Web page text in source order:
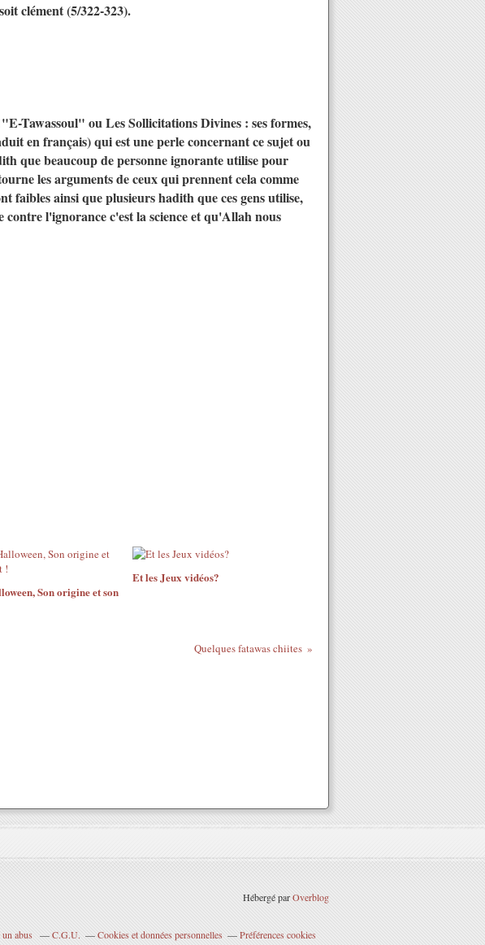
clément (5/322-323).
Tawassoul" ou Les Sollicitations Divines : ses formes,
en français) qui est une perle concernant ce sujet ou
que beaucoup de personne ignorante utilise pour
les arguments de ceux qui prennent cela comme
faibles ainsi que plusieurs hadith que ces gens utilise,
l'ignorance c'est la science et qu'Allah nous
Son origine et son
Et les Jeux vidéos?
Quelques fatawas chiites
Hébergé parOverblog
abus C.G.U. Cookies et données personnelles Préférences cookies